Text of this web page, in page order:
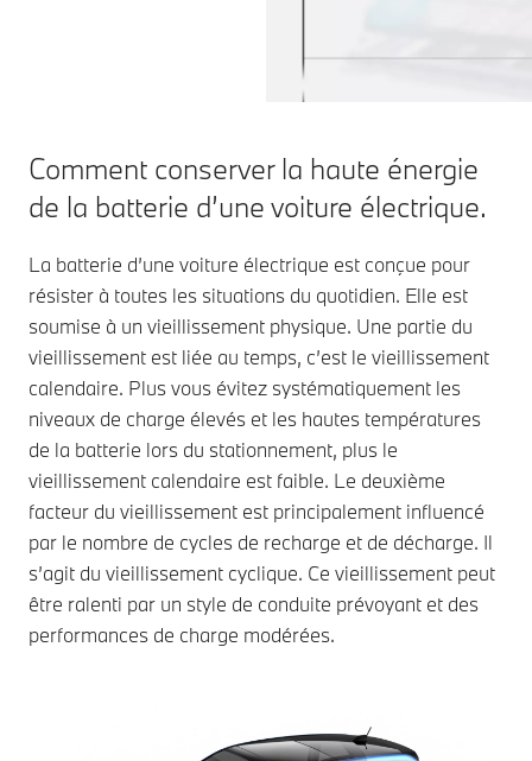
Comment conserver la haute énergie
de la batterie d’une voiture électrique.
La batterie d’une voiture électrique est conçue pour
résister à toutes les situations du quotidien. Elle est
soumise à un vieillissement physique. Une partie du
vieillissement est liée au temps, c’est le vieillissement
calendaire. Plus vous évitez systématiquement les
niveaux de charge élevés et les hautes températures
de la batterie lors du stationnement, plus le
vieillissement calendaire est faible. Le deuxième
facteur du vieillissement est principalement influencé
par le nombre de cycles de recharge et de décharge. Il
s’agit du vieillissement cyclique. Ce vieillissement peut
être ralenti par un style de conduite prévoyant et des
performances de charge modérées.